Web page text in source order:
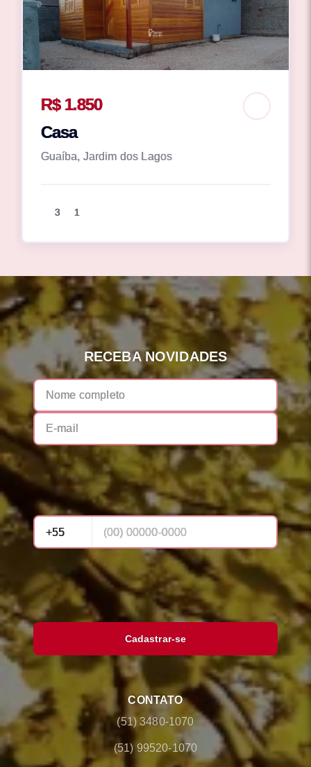
R$ 1.850
Casa
Guaíba, Jardim dos Lagos
3 1
RECEBA NOVIDADES
Cadastrar-se
CONTATO
(51) 3480-1070
(51) 99520-1070